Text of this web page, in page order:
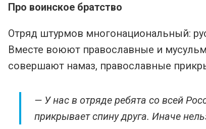
Про воинское братство
Отряд штурмов многонациональный:
Вместе воюют православные и
совершают намаз, православные
— У нас в отряде ребята со всей
прикрывает спину друга. Иначе